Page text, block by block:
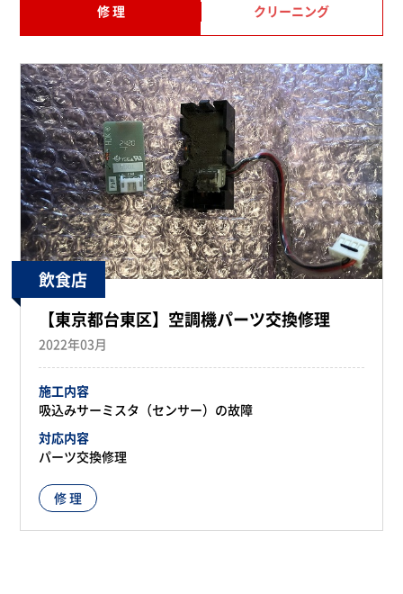
修 理 クリーニング
飲食店
【東京都台東区】空調機パーツ交換修理
2022年03月
施工内容
吸込みサーミスタ（センサー）の故障
対応内容
パーツ交換修理
修 理